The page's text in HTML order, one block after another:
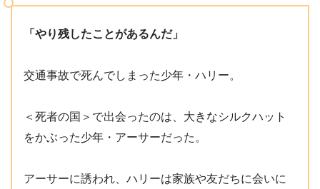
「やり残したことがあるんだ」
交通事故で死んでしまった少年・ハリー。
＜死者の国＞で出会ったのは、大きなシルクハット
をかぶった少年・アーサーだった。
アーサーに誘われ、ハリーは家族や友だちに会いに